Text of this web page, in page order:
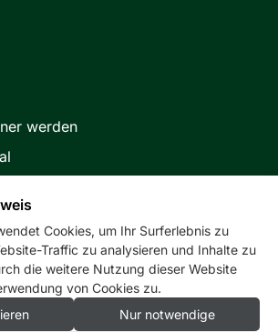
werden
stauden.de
Cookies, um Ihr Surferlebnis zu
Traffic zu analysieren und Inhalte zu
die weitere Nutzung dieser Website
von Cookies zu.
Nur notwendige